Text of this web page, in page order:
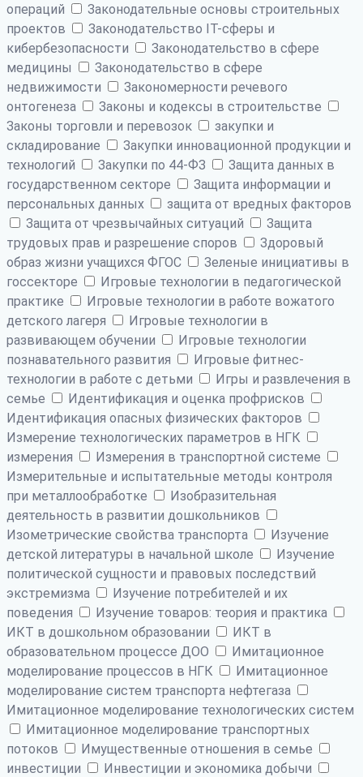
операций
Законодательные основы строительных
проектов
Законодательство IT-сферы и
кибербезопасности
Законодательство в сфере
медицины
Законодательство в сфере
недвижимости
Закономерности речевого
онтогенеза
Законы и кодексы в строительстве
Законы торговли и перевозок
закупки и
складирование
Закупки инновационной продукции и
технологий
Закупки по 44-ФЗ
Защита данных в
государственном секторе
Защита информации и
персональных данных
защита от вредных факторов
Защита от чрезвычайных ситуаций
Защита
трудовых прав и разрешение споров
Здоровый
образ жизни учащихся ФГОС
Зеленые инициативы в
госсекторе
Игровые технологии в педагогической
практике
Игровые технологии в работе вожатого
детского лагеря
Игровые технологии в
развивающем обучении
Игровые технологии
познавательного развития
Игровые фитнес-
технологии в работе с детьми
Игры и развлечения в
семье
Идентификация и оценка профрисков
Идентификация опасных физических факторов
Измерение технологических параметров в НГК
измерения
Измерения в транспортной системе
Измерительные и испытательные методы контроля
при металлообработке
Изобразительная
деятельность в развитии дошкольников
Изометрические свойства транспорта
Изучение
детской литературы в начальной школе
Изучение
политической сущности и правовых последствий
экстремизма
Изучение потребителей и их
поведения
Изучение товаров: теория и практика
ИКТ в дошкольном образовании
ИКТ в
образовательном процессе ДОО
Имитационное
моделирование процессов в НГК
Имитационное
моделирование систем транспорта нефтегаза
Имитационное моделирование технологических систем
Имитационное моделирование транспортных
потоков
Имущественные отношения в семье
инвестиции
Инвестиции и экономика добычи